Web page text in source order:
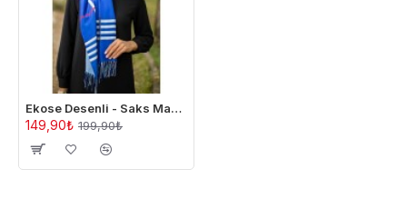
Ekose Desenli - Saks Mavisi
149,90₺ 199,90₺